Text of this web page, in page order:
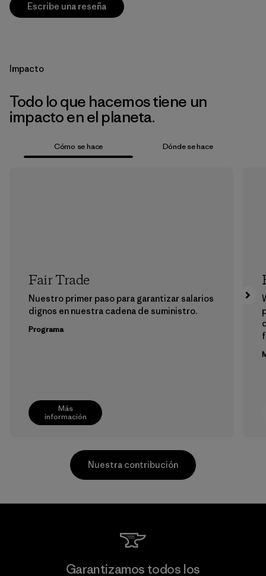
Escribe una reseña
Impacto
Todo lo que hacemos tiene un
impacto en el planeta.
Cómo se hace Dónde se hace
Más
información
Fair Trade
Nuestro primer paso para garantizar salarios
dignos en nuestra cadena de suministro.
Programa
PT Kanindo Makmur Jaya
Nuestra contribución
Garantizamos todos los